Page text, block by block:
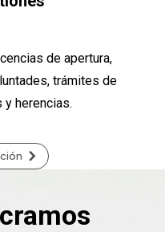
de apertura,
trámites de
herencias.